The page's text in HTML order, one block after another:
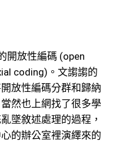
開放性編碼 (open
coding)。文謅謅的
放性編碼分群和歸納
然也上網找了很多學
墜敘述處理的過程，
的辦公室裡演繹來的